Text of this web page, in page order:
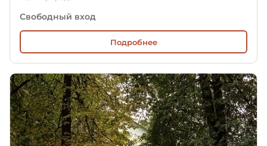
Свободный вход
Подробнее